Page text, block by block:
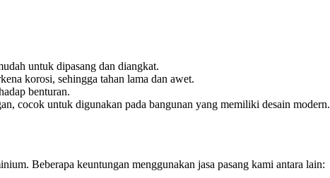
untuk dipasang dan diangkat.
korosi, sehingga tahan lama dan awet.
benturan.
cocok untuk digunakan pada bangunan yang memiliki desain modern.
Beberapa keuntungan menggunakan jasa pasang kami antara lain: